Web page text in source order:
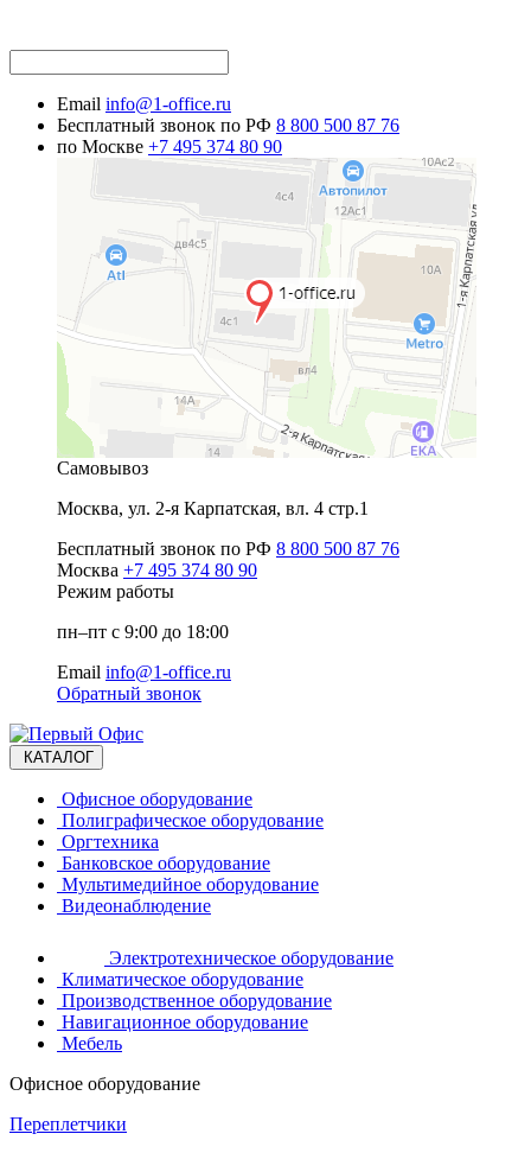
Email info@1-office.ru
Бесплатный звонок по РФ 8 800 500 87 76
по Москве +7 495 374 80 90
Самовывоз
Москва, ул. 2-я Карпатская, вл. 4 стр.1
Бесплатный звонок по РФ 8 800 500 87 76
Москва +7 495 374 80 90
Режим работы
пн–пт с 9:00 до 18:00
Email info@1-office.ru
Обратный звонок
КАТАЛОГ
Офисное оборудование
Полиграфическое оборудование
Оргтехника
Банковское оборудование
Мультимедийное оборудование
Видеонаблюдение
Электротехническое оборудование
Климатическое оборудование
Производственное оборудование
Навигационное оборудование
Мебель
Офисное оборудование
Переплетчики